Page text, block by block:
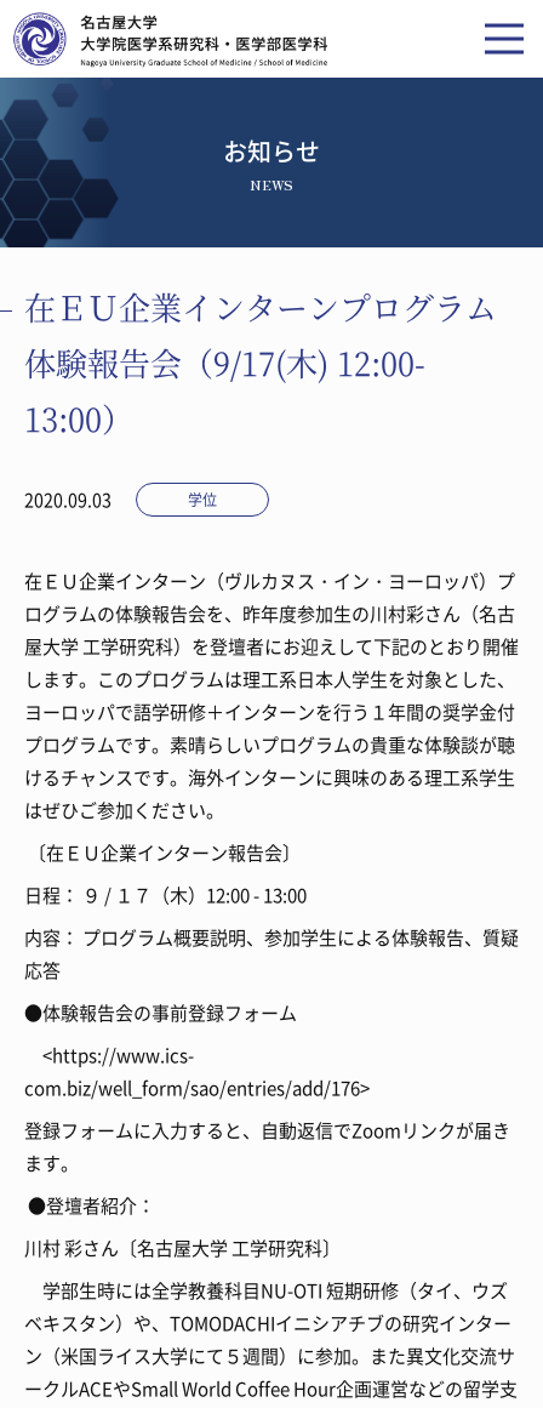
お知らせ
NEWS
在ＥＵ企業インターンプログラム
体験報告会（9/17(木) 12:00-
13:00）
2020.09.03 学位
在ＥＵ企業インターン（ヴルカヌス・イン・ヨーロッパ）プ
ログラムの体験報告会を、昨年度参加生の川村彩さん（名古
屋大学 工学研究科）を登壇者にお迎えして下記のとおり開催
します。このプログラムは理工系日本人学生を対象とした、
ヨーロッパで語学研修＋インターンを行う１年間の奨学金付
プログラムです。素晴らしいプログラムの貴重な体験談が聴
けるチャンスです。海外インターンに興味のある理工系学生
はぜひご参加ください。
〔在ＥＵ企業インターン報告会〕
日程： ９ / １７（木）12:00 - 13:00
内容： プログラム概要説明、参加学生による体験報告、質疑
応答
●体験報告会の事前登録フォーム
<https://www.ics-
com.biz/well_form/sao/entries/add/176>
登録フォームに入力すると、自動返信でZoomリンクが届き
ます。
●登壇者紹介：
川村 彩さん〔名古屋大学 工学研究科〕
学部生時には全学教養科目NU-OTI 短期研修（タイ、ウズ
ベキスタン）や、TOMODACHIイニシアチブの研究インター
ン（米国ライス大学にて５週間）に参加。また異文化交流サ
ークルACEやSmall World Coffee Hour企画運営などの留学支